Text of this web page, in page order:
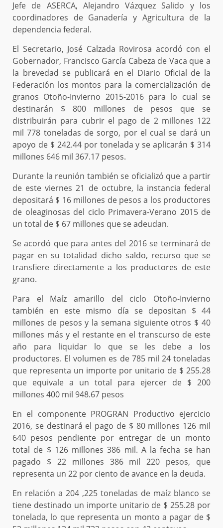
Jefe de ASERCA, Alejandro Vázquez Salido y los
coordinadores de Ganadería y Agricultura de la
dependencia federal.
El Secretario, José Calzada Rovirosa acordó con el
Gobernador, Francisco García Cabeza de Vaca que a
la brevedad se publicará en el Diario Oficial de la
Federación los montos para la comercialización de
granos Otoño-Invierno 2015-2016 para lo cual se
destinarán $ 800 millones de pesos que se
distribuirán para cubrir el pago de 2 millones 122
mil 778 toneladas de sorgo, por el cual se dará un
apoyo de $ 242.44 por tonelada y se aplicarán $ 314
millones 646 mil 367.17 pesos.
Durante la reunión también se oficializó que a partir
de este viernes 21 de octubre, la instancia federal
depositará $ 16 millones de pesos a los productores
de oleaginosas del ciclo Primavera-Verano 2015 de
un total de $ 67 millones que se adeudan.
Se acordó que para antes del 2016 se terminará de
pagar en su totalidad dicho saldo, recurso que se
transfiere directamente a los productores de este
grano.
Para el Maíz amarillo del ciclo Otoño-Invierno
también en este mismo día se depositan $ 44
millones de pesos y la semana siguiente otros $ 40
millones más y el restante en el transcurso de este
año para liquidar lo que se les debe a los
productores. El volumen es de 785 mil 24 toneladas
que representa un importe por unitario de $ 255.28
que equivale a un total para ejercer de $ 200
millones 400 mil 948.67 pesos
En el componente PROGRAN Productivo ejercicio
2016, se destinará el pago de $ 80 millones 126 mil
640 pesos pendiente por entregar de un monto
total de $ 126 millones 386 mil. A la fecha se han
pagado $ 22 millones 386 mil 220 pesos, que
representa un 22 por ciento de avance en la deuda.
En relación a 204 ,225 toneladas de maíz blanco se
tiene destinado un importe unitario de $ 255.28 por
tonelada, lo que representa un monto a pagar de $